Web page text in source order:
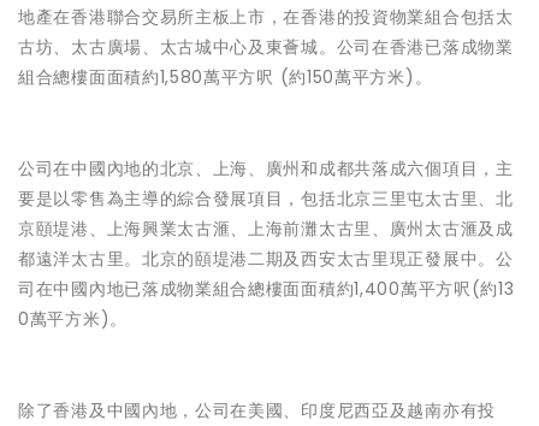
地產在香港聯合交易所主板上市，在香港的投資物業組合包括太
古坊、太古廣場、太古城中心及東薈城。公司在香港已落成物業
組合總樓面面積約1,580萬平方呎 (約150萬平方米)。
公司在中國內地的北京、上海、廣州和成都共落成六個項目，主
要是以零售為主導的綜合發展項目，包括北京三里屯太古里、北
京頤堤港、上海興業太古滙、上海前灘太古里、廣州太古滙及成
都遠洋太古里。北京的頤堤港二期及西安太古里現正發展中。公
司在中國內地已落成物業組合總樓面面積約1,400萬平方呎(約13
0萬平方米)。
除了香港及中國內地，公司在美國、印度尼西亞及越南亦有投